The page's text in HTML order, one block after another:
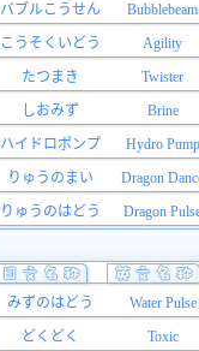
バブルこうせん
Bubblebeam
こうそくいどう
Agility
たつまき
Twister
しおみず
Brine
ハイドロポンプ
Hydro Pump
りゅうのまい
Dragon
りゅうのはどう Dragon
みずのはどう
Water Pulse
どくどく
Toxic